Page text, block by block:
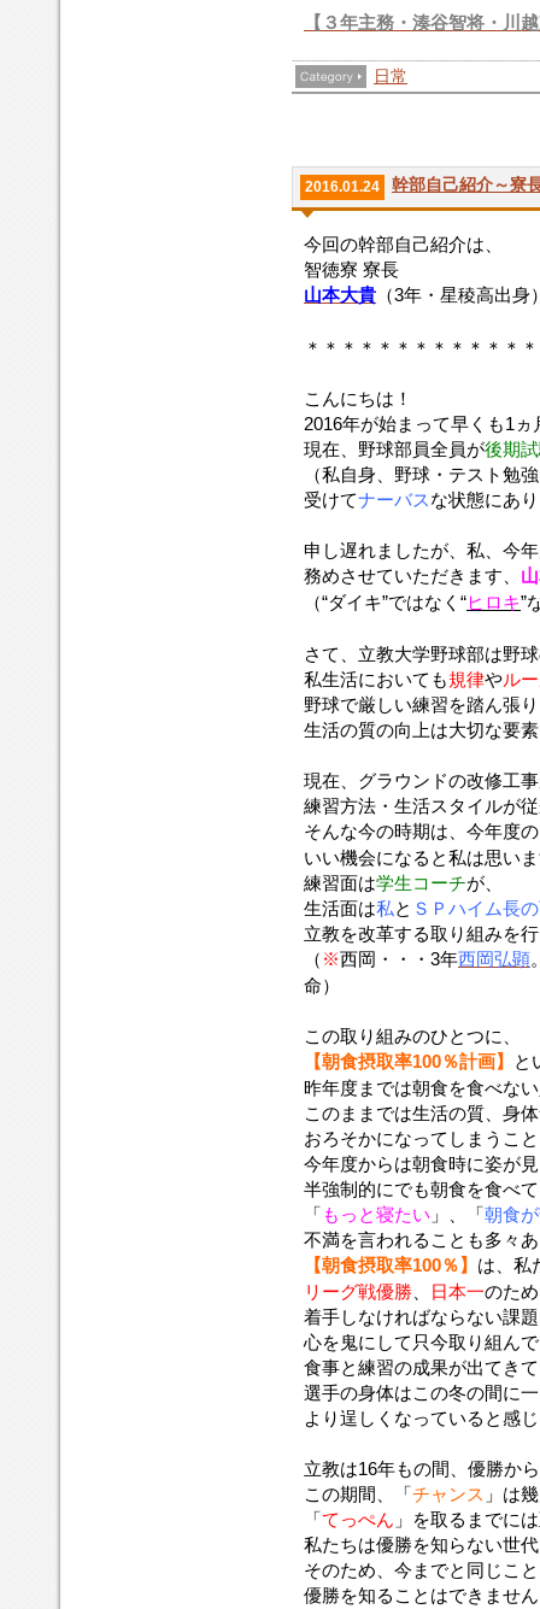
【３年主務 ・湊谷智将・川
日常
2016.01.24 幹部自己紹介～寮
今回の幹部自己紹介は、
智徳寮 寮長
山本大貴 （3年・星稜高出身
＊＊＊＊＊＊＊＊＊＊＊＊
こんにちは！
2016年が始まって早くも1
現在、野球部員全員が後期
（私自身、野球・テスト勉
受けてナーバスな状態にあ
申し遅れましたが、私、今
務めさせていただきます、
（“ダイキ”ではなく“ヒロキ”
さて、立教大学野球部は野
私生活においても規律やル
野球で厳しい練習を踏ん張
生活の質の向上は大切な要
現在、グラウンドの改修工
練習方法・生活スタイルが
そんな今の時期は、今年度
いい機会になると私は思い
練習面は学生コーチが、
生活面は私と ＳＰハイム長
立教を改革する取り組みを
（ ※西岡・・・3年西岡弘顕
命）
この取り組みのひとつに、
【朝食摂取率100％計画】
と
昨年度までは朝食を食べな
このままでは生活の質、身
おろそかになってしまうこ
今年度からは朝食時に姿が
半強制的にでも朝食を食べ
「もっと寝たい 」、「朝食
不満を言われることも多々
【朝食摂取率100％】 は、私
リーグ戦優勝
日本一のた
着手しなければならない課
心を鬼にして只今取り組ん
食事と練習の成果が出てき
選手の身体はこの冬の間に
より逞しくなっていると感
立教は16年もの間、優勝か
この期間、「チャンス 」は
「てっぺん 」を取るまでに
私たちは優勝を知らない世
そのため、今までと同じこ
優勝を知ることはできませ